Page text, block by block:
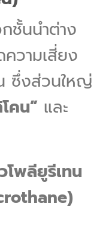
ชั้นนำต่าง
วามเสี่ยง
ซึ่งส่วนใหญ่
คน” และ
พลียูรีเทน